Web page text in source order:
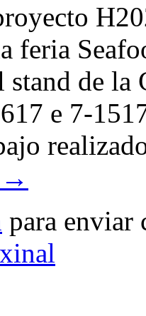
feria
de
e 7-
→
para enviar